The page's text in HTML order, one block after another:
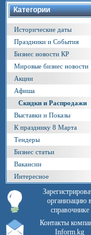
Категории
Исторические даты
Праздники и События
Бизнес новости КР
Мировые бизнес новости
Акции
Афиша
Скидки и Распродажи
Выставки и Показы
К празднику 8 Марта
Тендеры
Бизнес статьи
Вакансии
Интересное
организацию
справочнике
Контакты
Inform.kg